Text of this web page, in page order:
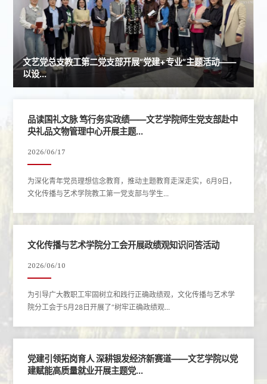
文艺党总支教工第二党支部开展“党建+专业”主题活动——
以设...
品读国礼文脉 笃行务实政绩——文艺学院师生党支部赴中
央礼品文物管理中心开展主题...
2026/06/17
为深化青年党员理想信念教育，推动主题教育走深走实，6月9日，
文化传播与艺术学院教工第一党支部与学生...
文化传播与艺术学院分工会开展政绩观知识问答活动
2026/06/10
为引导广大教职工牢固树立和践行正确政绩观，文化传播与艺术学
院分工会于5月28日开展了“树牢正确政绩观...
党建引领拓岗育人 深耕银发经济新赛道——文艺学院以党
建赋能高质量就业开展主题党...